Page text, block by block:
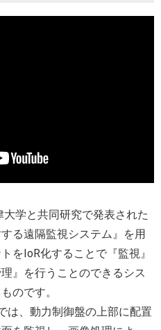
学と共同研究で発表された
る遠隔監視システム』を用
をIoR化することで『監視』
』を行うことのできるシス
のです。
は、動力制御盤の上部に配置